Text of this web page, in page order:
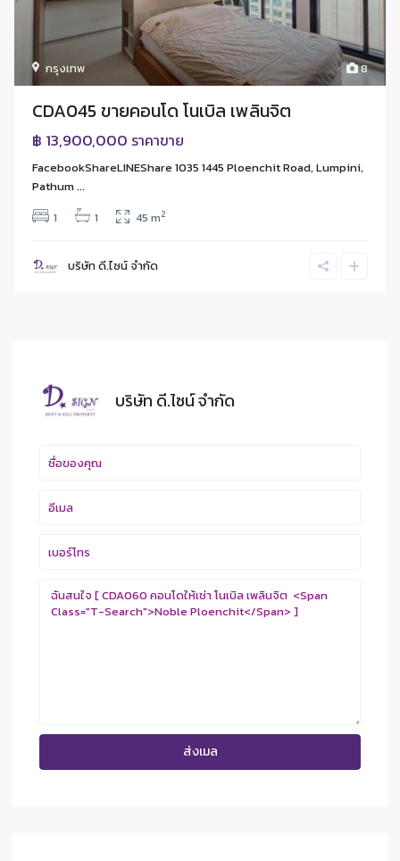
8
กรุงเทพ
CDA045 ขายคอนโด โนเบิล เพลินจิต
฿ 13,900,000 ราคาขาย
FacebookShareLINEShare 1035 1445 Ploenchit Road, Lumpini,
Pathum ...
1
1 45 m2
บริษัท ดี.ไซน์ จํากัด
บริษัท ดี.ไซน์ จํากัด